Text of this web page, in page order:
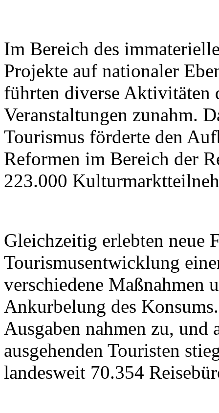
Im Bereich des
Projekte auf nationaler
führten diverse Aktivitäten
Veranstaltungen zunahm.
Tourismus förderte den
Reformen im Bereich der
223.000
Gleichzeitig erlebten neue
Tourismusentwicklung
verschiedene Maßnahmen
Ankurbelung des
Ausgaben nahmen zu,
ausgehenden Touristen
landesweit 70.354